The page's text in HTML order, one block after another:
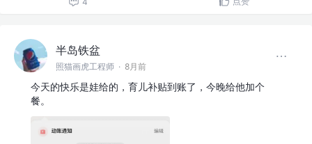
半岛铁盆
照猫画虎工程师 · 8月前
今天的快乐是娃给的，育儿补贴到账了，今晚给他加个
餐。